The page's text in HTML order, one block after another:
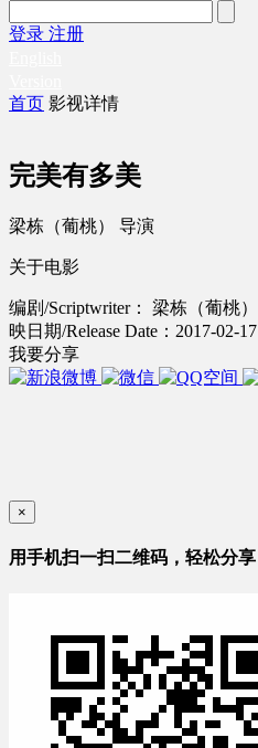
登录 注册
首页 影视详情
完美有多美
梁栋（葡桃） 导演
关于电影
编剧/Scriptwriter： 梁栋（葡桃）
映日期/Release Date：2017-02-17
我要分享
×
用手机扫一扫二维码，轻松分享